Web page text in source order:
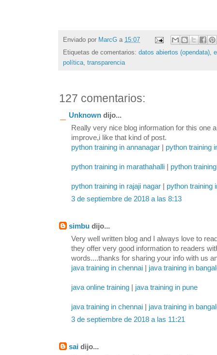
Enviado por MarcG a 15:07
Etiquetas de comentarios: datos abiertos (opendata),
política, transparencia
127 comentarios:
Unknown dijo...
Really very nice blog information for this one
improve,i like that kind of post.
python training in annanagar
python training
python training in marathahalli python
python training in rajaji nagar
python training
3 de septiembre de 2018 a las 8:13
simbu dijo...
Very well written blog and I always love to
they offer very good information to readers
words....thanks for sharing your info with us
java training in chennai
java training in
java online training java training in pune
java training in chennai
java training in
3 de septiembre de 2018 a las 11:21
sai dijo...